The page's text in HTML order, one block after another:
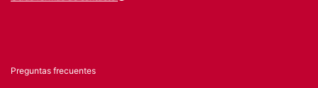
Preguntas frecuentes